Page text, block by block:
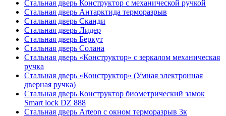
Стальная дверь Конструктор с механической ручкой
Стальная дверь Антарктида терморазрыв
Стальная дверь Сканди
Стальная дверь Лидер
Стальная дверь Беркут
Стальная дверь Солана
Стальная дверь «Конструктор» с зеркалом механическая
ручка
Стальная дверь «Конструктор» (Умная электронная
дверная ручка)
Стальная дверь Конструктор биометрический замок
Smart lock DZ 888
Стальная дверь Arteon с окном терморазрыв 3к